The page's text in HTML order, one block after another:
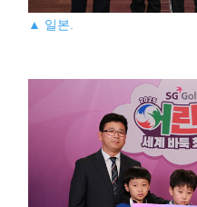
▲ 일본.